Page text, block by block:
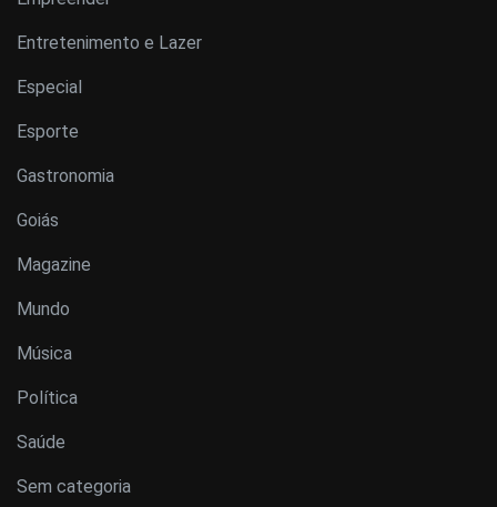
Entretenimento e Lazer
Especial
Esporte
Gastronomia
Goiás
Magazine
Mundo
Música
Política
Saúde
Sem categoria